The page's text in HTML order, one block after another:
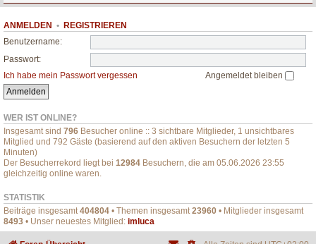
ANMELDEN • REGISTRIEREN
Benutzername:
Passwort:
Ich habe mein Passwort vergessen
Angemeldet bleiben
WER IST ONLINE?
Insgesamt sind 796 Besucher online :: 3 sichtbare Mitglieder, 1 unsichtbares
Mitglied und 792 Gäste (basierend auf den aktiven Besuchern der letzten 5
Minuten)
Der Besucherrekord liegt bei 12984 Besuchern, die am 05.06.2026 23:55
gleichzeitig online waren.
STATISTIK
Beiträge insgesamt404804 • Themen insgesamt23960 • Mitglieder insgesamt
8493 • Unser neuestes Mitglied: imluca